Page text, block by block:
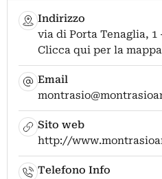
Indirizzo
via di Porta Tenaglia, 1
Clicca qui per la
Email
Sito web
http://
Telefono Info